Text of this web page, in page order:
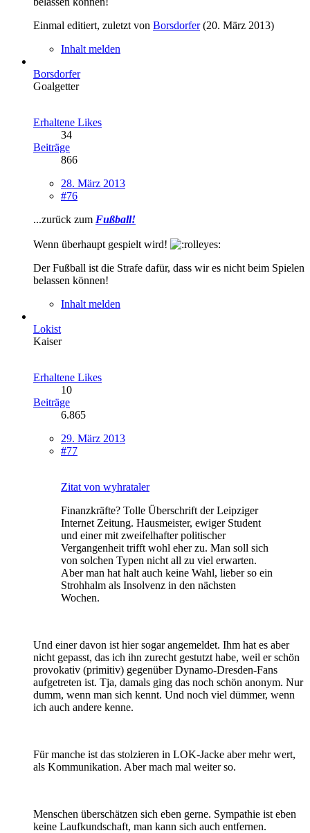
Einmal editiert, zuletzt von Borsdorfer(20. März 2013)
Inhalt melden
Borsdorfer
Goalgetter
Erhaltene Likes
34
Beiträge
866
28. März 2013
#76
...zurück zum Fußball!
Wenn überhaupt gespielt wird!
Der Fußball ist die Strafe dafür, dass wir es nicht beim Spielen
belassen können!
Inhalt melden
Lokist
Kaiser
Erhaltene Likes
10
Beiträge
6.865
29. März 2013
#77
Zitat von wyhrataler
Finanzkräfte? Tolle Überschrift der Leipziger
Internet Zeitung. Hausmeister, ewiger Student
und einer mit zweifelhafter politischer
Vergangenheit trifft wohl eher zu. Man soll sich
von solchen Typen nicht all zu viel erwarten.
Aber man hat halt auch keine Wahl, lieber so ein
Strohhalm als Insolvenz in den nächsten
Wochen.
Und einer davon ist hier sogar angemeldet. Ihm hat es aber
nicht gepasst, das ich ihn zurecht gestutzt habe, weil er schön
provokativ (primitiv) gegenüber Dynamo-Dresden-Fans
aufgetreten ist. Tja, damals ging das noch schön anonym. Nur
dumm, wenn man sich kennt. Und noch viel dümmer, wenn
ich auch andere kenne.
Für manche ist das stolzieren in LOK-Jacke aber mehr wert,
als Kommunikation. Aber mach mal weiter so.
Menschen überschätzen sich eben gerne. Sympathie ist eben
keine Laufkundschaft, man kann sich auch entfernen.